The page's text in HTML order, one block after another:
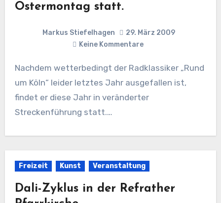
Ostermontag statt.
Markus Stiefelhagen
29. März 2009
Keine Kommentare
Nachdem wetterbedingt der Radklassiker „Rund
um Köln“ leider letztes Jahr ausgefallen ist,
findet er diese Jahr in veränderter
Streckenführung statt.…
Freizeit Kunst Veranstaltung
Dali-Zyklus in der Refrather